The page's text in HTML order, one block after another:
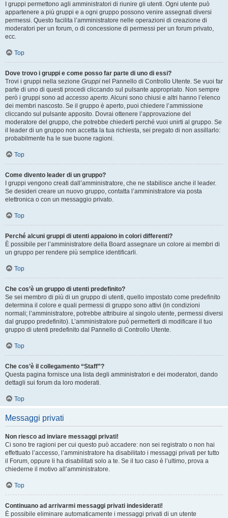
I gruppi permettono agli amministratori di riunire gli utenti. Ogni utente può
appartenere a più gruppi e a ogni gruppo possono venire assegnati diversi
permessi. Questo facilita l’amministratore nelle operazioni di creazione di
moderatori per un forum, o di concessione di permessi per un forum privato,
ecc.
Top
Dove trovo i gruppi e come posso far parte di uno di essi?
Trovi i gruppi nella sezione Gruppi nel Pannello di Controllo Utente. Se vuoi far
parte di uno di questi procedi cliccando sul pulsante appropriato. Non sempre
però i gruppi sono ad accesso aperto. Alcuni sono chiusi e altri hanno l’elenco
dei membri nascosto. Se il gruppo è aperto, puoi chiedere l’ammissione
cliccando sul pulsante apposito. Dovrai ottenere l’approvazione del
moderatore del gruppo, che potrebbe chiederti perché vuoi unirti al gruppo. Se
il leader di un gruppo non accetta la tua richiesta, sei pregato di non assillarlo:
probabilmente ha le sue buone ragioni.
Top
Come divento leader di un gruppo?
I gruppi vengono creati dall’amministratore, che ne stabilisce anche il leader.
Se desideri creare un nuovo gruppo, contatta l’amministratore via posta
elettronica o con un messaggio privato.
Top
Perché alcuni gruppi di utenti appaiono in colori differenti?
È possibile per l’amministratore della Board assegnare un colore ai membri di
un gruppo per rendere più semplice identificarli.
Top
Che cos’è un gruppo di utenti predefinito?
Se sei membro di più di un gruppo di utenti, quello impostato come predefinito
determina il colore e quali permessi di gruppo sono attivi (in condizioni
normali; l’amministratore, potrebbe attribuire al singolo utente, permessi diversi
dal gruppo predefinito). L’amministratore può permetterti di modificare il tuo
gruppo di utenti predefinito dal Pannello di Controllo Utente.
Top
Che cos’è il collegamento “Staff”?
Questa pagina fornisce una lista degli amministratori e dei moderatori, dando
dettagli sui forum da loro moderati.
Top
Messaggi privati
Non riesco ad inviare messaggi privati!
Ci sono tre ragioni per cui questo può accadere: non sei registrato o non hai
effettuato l’accesso, l’amministratore ha disabilitato i messaggi privati per tutto
il Forum, oppure li ha disabilitati solo a te. Se il tuo caso è l’ultimo, prova a
chiederne il motivo all’amministratore.
Top
Continuano ad arrivarmi messaggi privati indesiderati!
È possibile eliminare automaticamente i messaggi privati ​​di un utente